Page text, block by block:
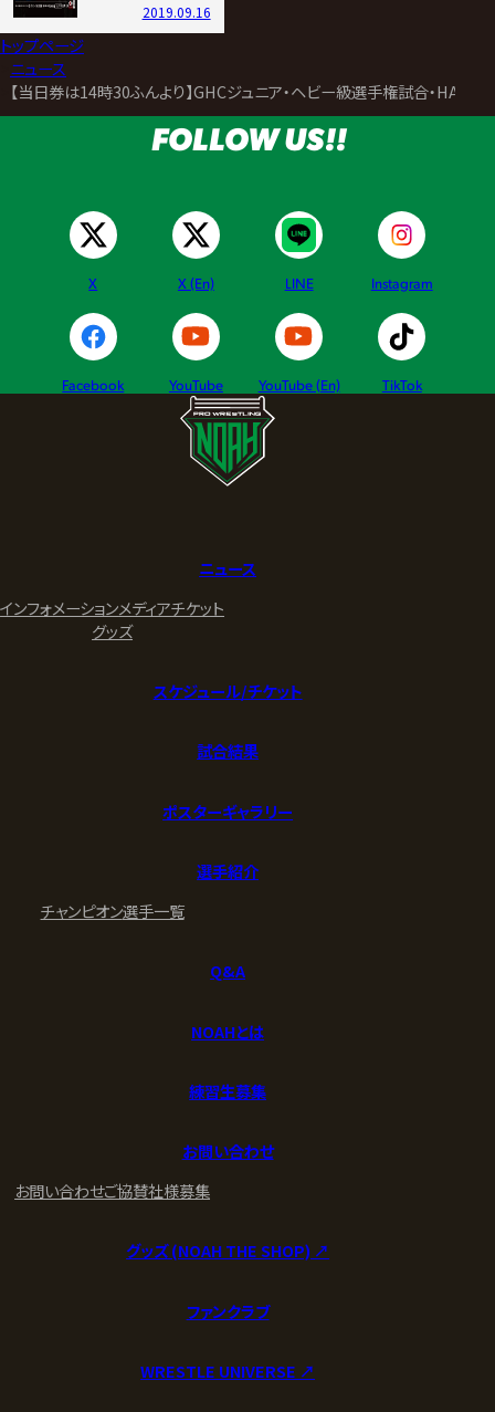
2019.09.16
トップページ
ニュース
【当日券は14時30ふんより】GHCジュニア・ヘビー級選手権試合・
FOLLOW US!!
X X (En) LINE Instagram
Facebook YouTube YouTube (En) TikTok
ニュース
インフォメーションメディアチケット
グッズ
スケジュール/チケット
試合結果
ポスターギャラリー
選手紹介
チャンピオン選手一覧
Q&A
NOAHとは
練習生募集
お問い合わせ
お問い合わせご協賛社様募集
グッズ (NOAH THE SHOP) ↗︎
ファンクラブ
WRESTLE UNIVERSE ↗︎